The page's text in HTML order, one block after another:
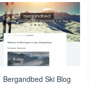
Bergandbed Ski Blog